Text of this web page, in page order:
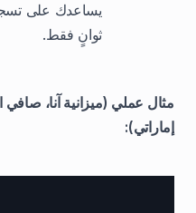
يساعدك على
ثوانٍ فقط.
إماراتي):